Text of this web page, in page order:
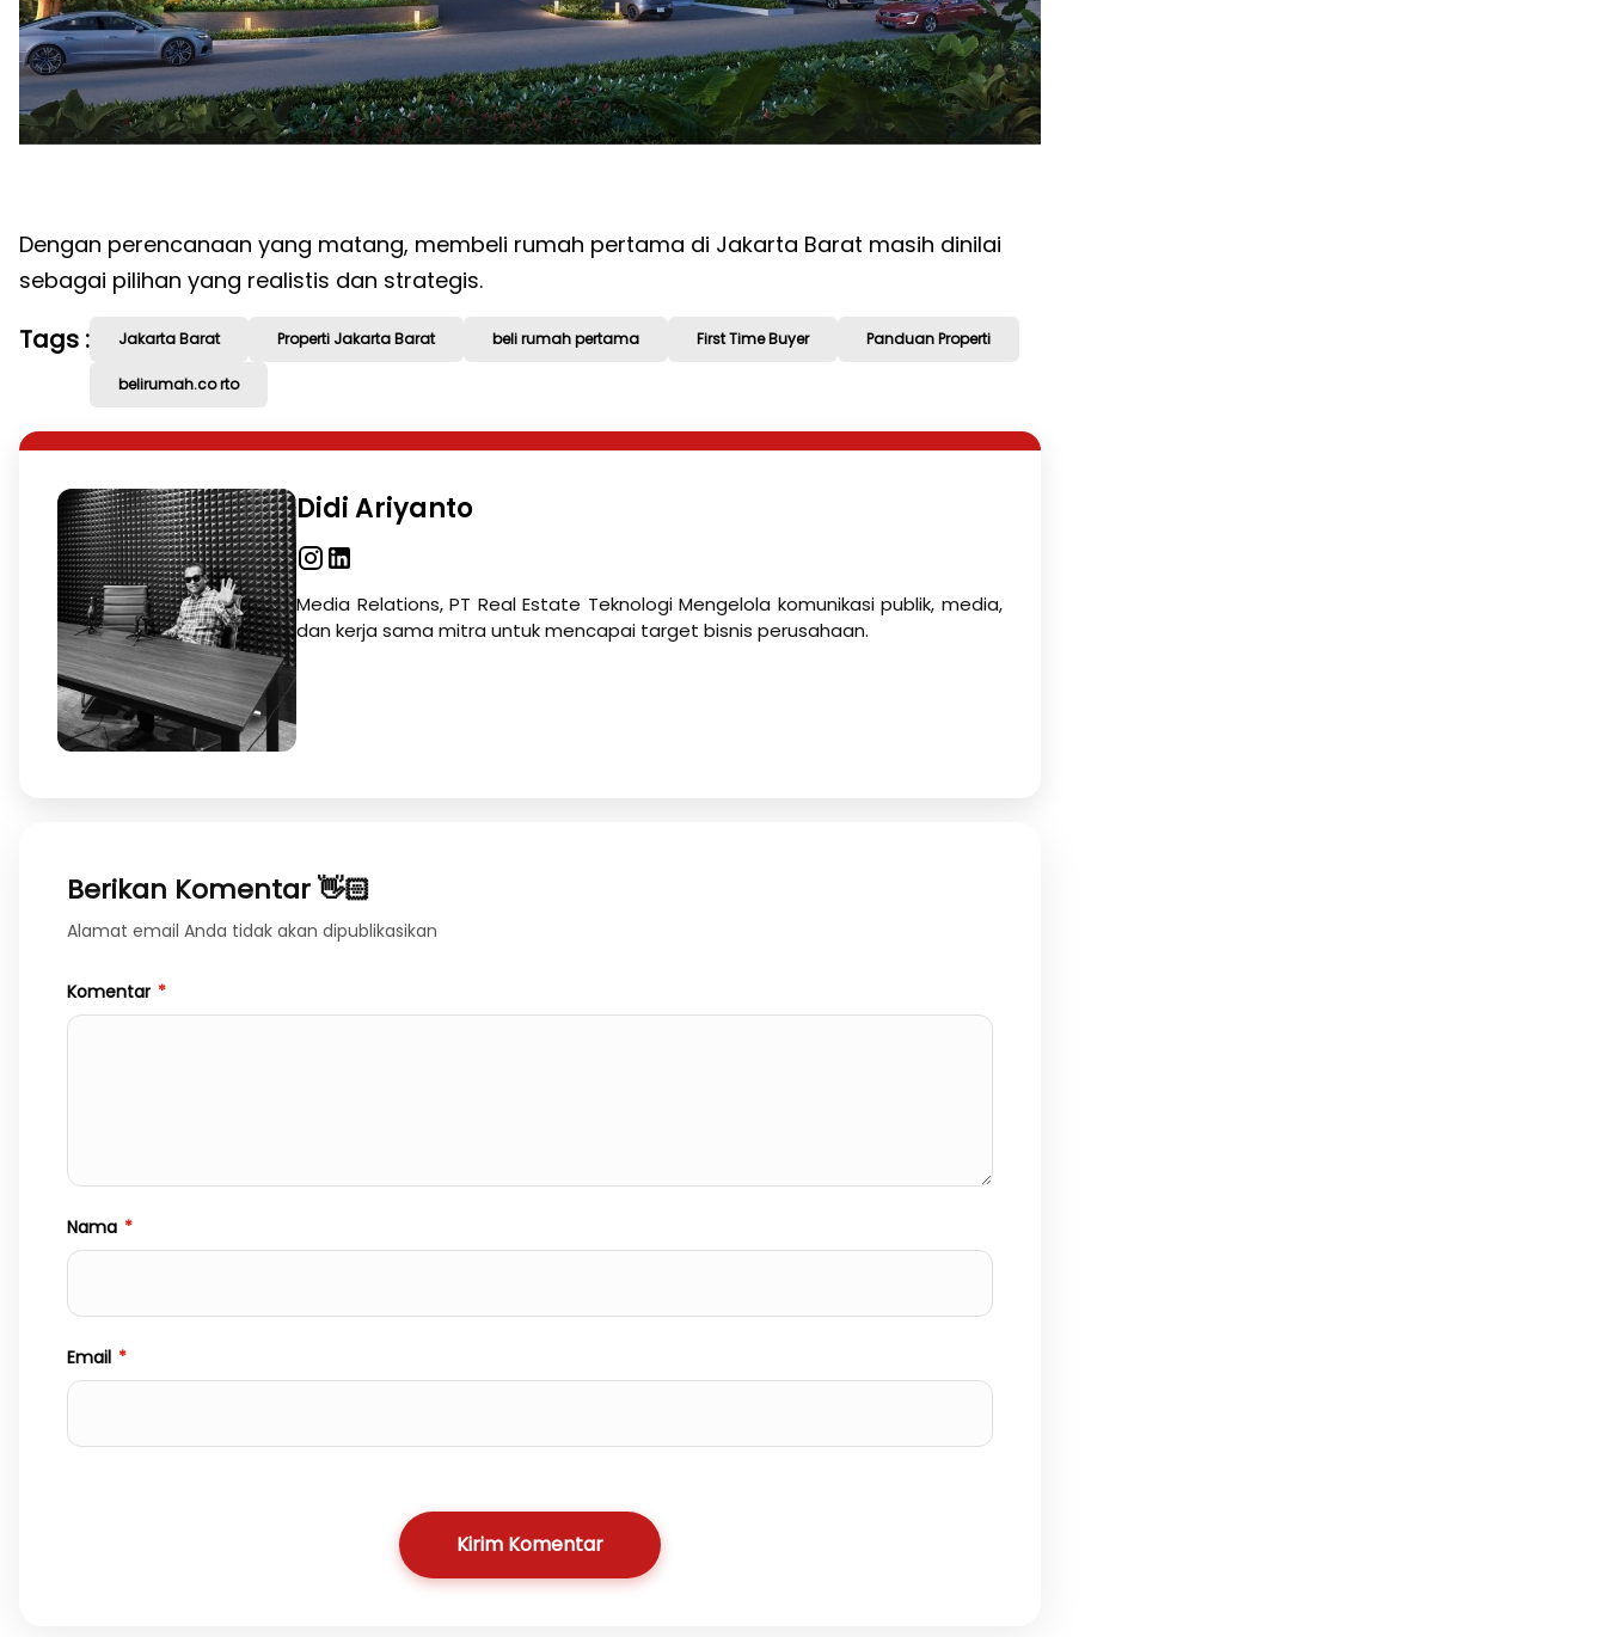
Dengan perencanaan yang matang, membeli rumah pertama di Jakarta Barat masih dinilai
sebagai pilihan yang realistis dan strategis.
Tags : Jakarta Barat Properti Jakarta Barat beli rumah pertama First Time Buyer Panduan Properti
belirumah.co rto
Didi Ariyanto
Media Relations, PT Real Estate Teknologi Mengelola komunikasi publik, media,
dan kerja sama mitra untuk mencapai target bisnis perusahaan.
Berikan Komentar 👋🏻
Alamat email Anda tidak akan dipublikasikan
Komentar *
Nama *
Email *
Kirim Komentar